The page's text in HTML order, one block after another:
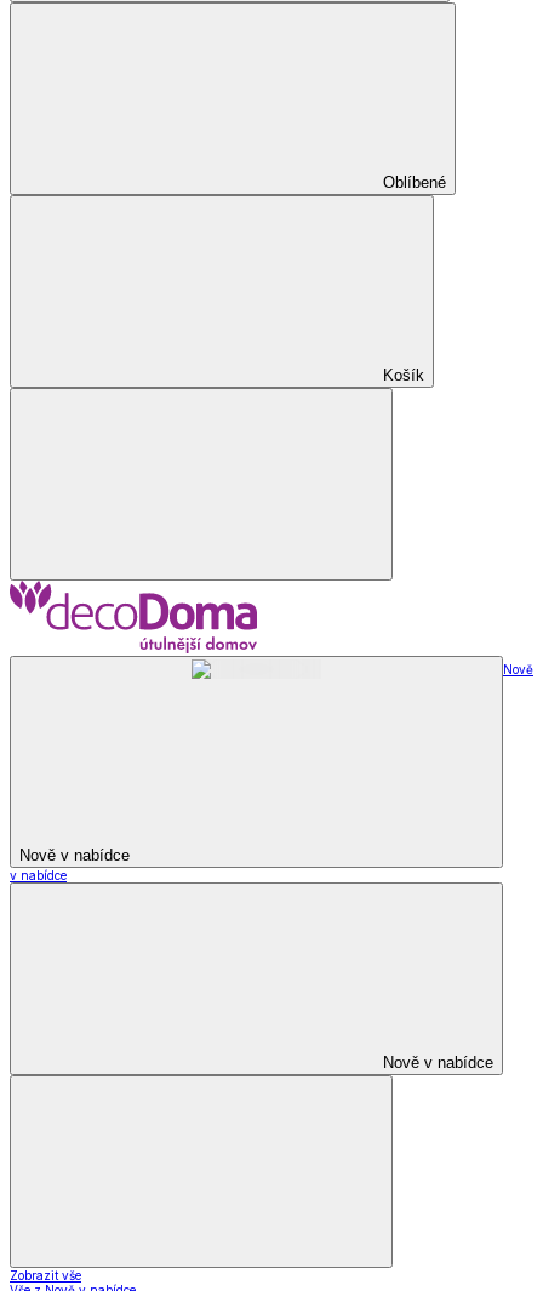
Oblíbené
Košík
Nově v nabídce
Nově
v nabídce
Nově v nabídce
Zobrazit vše